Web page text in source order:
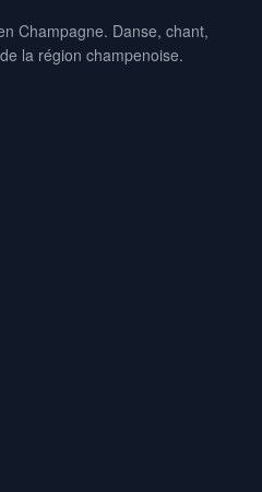
Champagne. Danse, chant,
la région champenoise.